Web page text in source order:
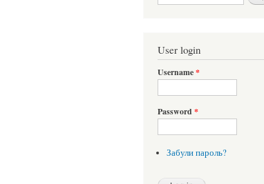
User login
Username*
Password *
Забули пароль?